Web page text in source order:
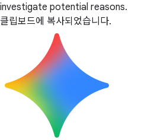
investigate potential reasons.
클립보드에 복사되었습니다.